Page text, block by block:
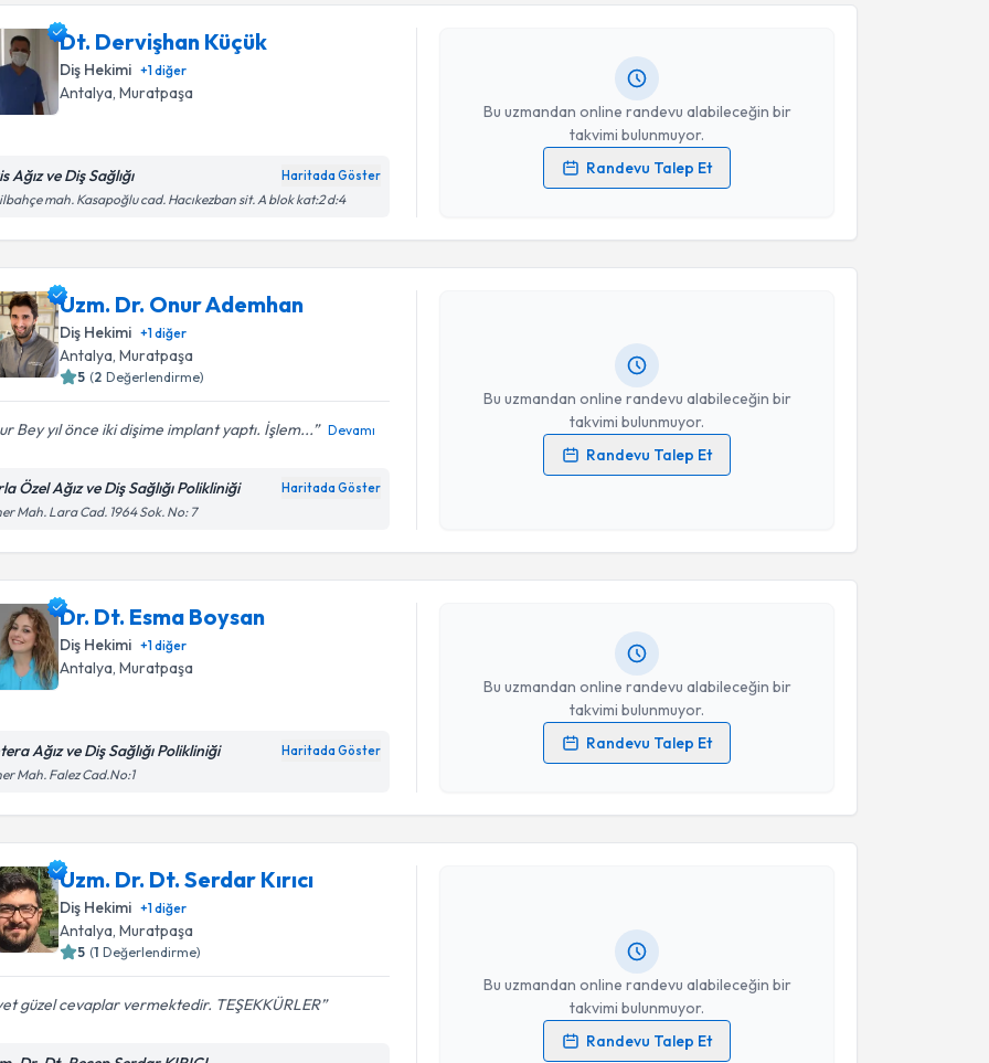
Dt. Dervişhan Küçük
Diş Hekimi +1diğer
Antalya ,Muratpaşa
Ağız ve Diş Sağlığı Haritada Göster
mah. Kasapoğlu cad. Hacıkezban sit. A blok kat:2 d:4
Bu uzmandan online randevu alabileceğin bir
takvimi bulunmuyor.
Randevu Talep Et
Kişisel verilerimin işlenmesine ilişkinAydınlatma Metni
Uzm. Dr. Onur Ademhan
Diş Hekimi +1diğer
Antalya ,Muratpaşa
5 (2 Değerlendirme)
Bey yıl önce iki dişime implant yaptı. İşlem... Devamı
Özel Ağız ve Diş Sağlığı Polikliniği Haritada Göster
Mah. Lara Cad. 1964 Sok. No: 7
Bu uzmandan online randevu alabileceğin bir
takvimi bulunmuyor.
Randevu Talep Et
Kişisel verilerimin işlenmesine ilişkinAydınlatma Metni
Dr. Dt. Esma Boysan
Diş Hekimi +1diğer
Antalya ,Muratpaşa
Ağız ve Diş Sağlığı Polikliniği Haritada Göster
Mah. Falez Cad.No:1
Bu uzmandan online randevu alabileceğin bir
takvimi bulunmuyor.
Randevu Talep Et
Kişisel verilerimin işlenmesine ilişkinAydınlatma Metni
Uzm. Dr. Dt. Serdar Kırıcı
Diş Hekimi +1diğer
Antalya ,Muratpaşa
5 (1 Değerlendirme)
güzel cevaplar vermektedir. TEŞEKKÜRLER
Bu uzmandan online randevu alabileceğin bir
takvimi bulunmuyor.
Randevu Talep Et
Randevu Takvimi Talebi
Uzm. Dr. Dt. Serdar Kırıcı